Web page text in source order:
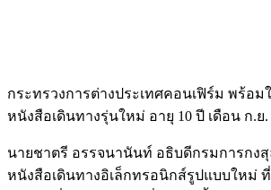
กระทรวงการต่างประเทศคอนเฟิร์ม พร้อม
หนังสือเดินทางรุ่นใหม่ อายุ 10 ปี เดือน ก.ย.
นายชาตรี อรรจนานันท์ อธิบดีกรมการกงสุ
หนังสือเดินทางอิเล็กทรอนิกส์รูปแบบใหม่